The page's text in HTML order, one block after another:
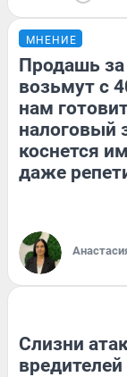
МНЕНИЕ
Продашь за
возьмут с
нам
налоговый
коснется
даже
Слизни